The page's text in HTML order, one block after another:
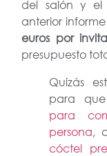
del salón y el
anterior
euros por
presupuesto
Quizás
para que
para
persona,
cóctel